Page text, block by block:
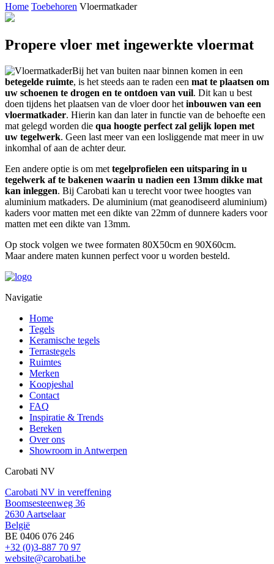
Home Toebehoren Vloermatkader
Propere vloer met ingewerkte vloermat
Bij het van buiten naar binnen komen in een
betegelde ruimte, is het steeds aan te raden een mat te plaatsen om
uw schoenen te drogen en te ontdoen van vuil. Dit kan u best
doen tijdens het plaatsen van de vloer door het inbouwen van een
vloermatkader. Hierin kan dan later in functie van de behoefte een
mat gelegd worden die qua hoogte perfect zal gelijk lopen met
uw tegelwerk. Geen last meer van een losliggende mat meer in uw
inkomhal of aan de achter deur.
Een andere optie is om met tegelprofielen een uitsparing in u
tegelwerk af te bakenen waarin u nadien een 13mm dikke mat
kan inleggen. Bij Carobati kan u terecht voor twee hoogtes van
aluminium matkaders. De aluminium (mat geanodiseerd aluminium)
kaders voor matten met een dikte van 22mm of dunnere kaders voor
matten met een dikte van 13mm.
Op stock volgen we twee formaten 80X50cm en 90X60cm.
Maar andere maten kunnen perfect voor u worden besteld.
Navigatie
Home
Tegels
Keramische tegels
Terrastegels
Ruimtes
Merken
Koopjeshal
Contact
FAQ
Inspiratie & Trends
Bereken
Over ons
Showroom in Antwerpen
Carobati NV
Carobati NV in vereffening
Boomsesteenweg 36
2630 Aartselaar
België
BE 0406 076 246
+32 (0)3-887 70 97
website@carobati.be